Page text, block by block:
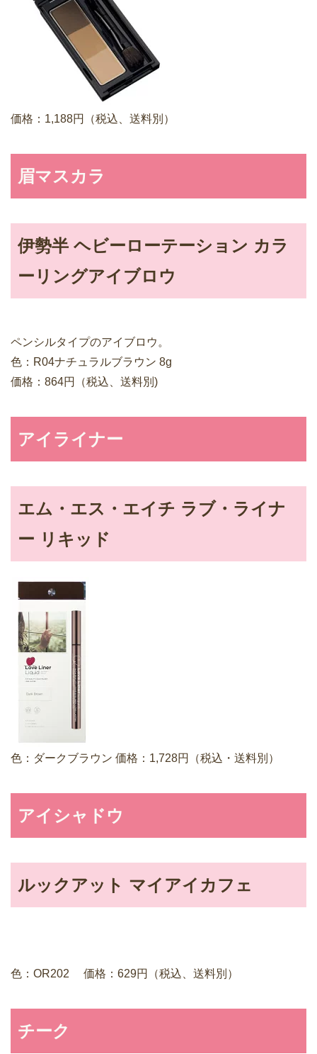
価格：1,188円（税込、送料別）
眉マスカラ
伊勢半 ヘビーローテーション カラ
ーリングアイブロウ
ペンシルタイプのアイブロウ。
色：R04ナチュラルブラウン 8g
価格：864円（税込、送料別)
アイライナー
エム・エス・エイチ ラブ・ライナ
ー リキッド
色：ダークブラウン 価格：1,728円（税込・送料別）
アイシャドウ
ルックアット マイアイカフェ
色：OR202 価格：629円（税込、送料別）
チーク